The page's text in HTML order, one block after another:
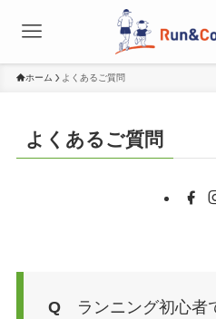
ホーム よくあるご質問
よくあるご質問
Qランニング初心者